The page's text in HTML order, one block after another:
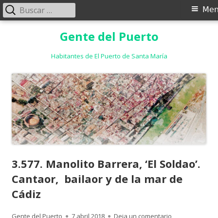
Gente del Puerto
Habitantes de El Puerto de Santa María
Menú
Buscar:
3.577. Manolito Barrera, ‘El Soldao’.
Cantaor, bailaor y de la mar de
Cádiz
Autor
Gente del Puerto Publicado
7 abril 2018 Deja un comentario